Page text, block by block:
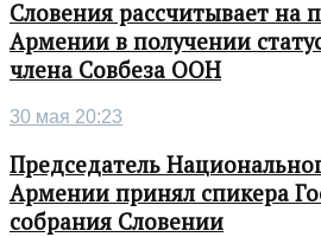
Словения рассчитывает на
Армении в получении
члена Совбеза ООН
30 мая 20:23
Председатель
Армении принял спикера
собрания Словении